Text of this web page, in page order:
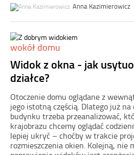
Anna Kazimierowicz
wokół domu
Widok z okna - jak
działce?
Otoczenie domu oglądane z
jego istotną częścią. Dlatego już
budynku trzeba przeanalizować,
krajobrazu chcemy oglądać
lepiej ukryć – choćby w trakcie
rozmieszczenia okien. Kolejną, nie